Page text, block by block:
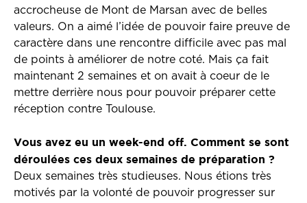
accrocheuse de Mont de Marsan avec de belles
valeurs. On a aimé l’idée de pouvoir faire preuve de
caractère dans une rencontre difficile avec pas mal
de points à améliorer de notre coté. Mais ça fait
maintenant 2 semaines et on avait à coeur de le
mettre derrière nous pour pouvoir préparer cette
réception contre Toulouse.
Vous avez eu un week-end off. Comment se sont
déroulées ces deux semaines de préparation ?
Deux semaines très studieuses. Nous étions très
motivés par la volonté de pouvoir progresser sur